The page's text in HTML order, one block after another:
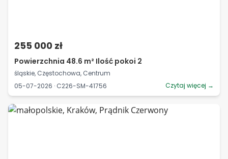
255 000 zł
Powierzchnia 48.6 m² Ilość pokoi 2
śląskie, Częstochowa, Centrum
05-07-2026 · C226-SM-41756
Czytaj więcej →